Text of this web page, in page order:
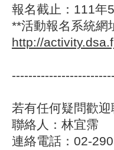
報名截止：111年
**活動報名系統網
http://
若有任何疑問歡迎
聯絡人：林宜霈
連絡電話：02-